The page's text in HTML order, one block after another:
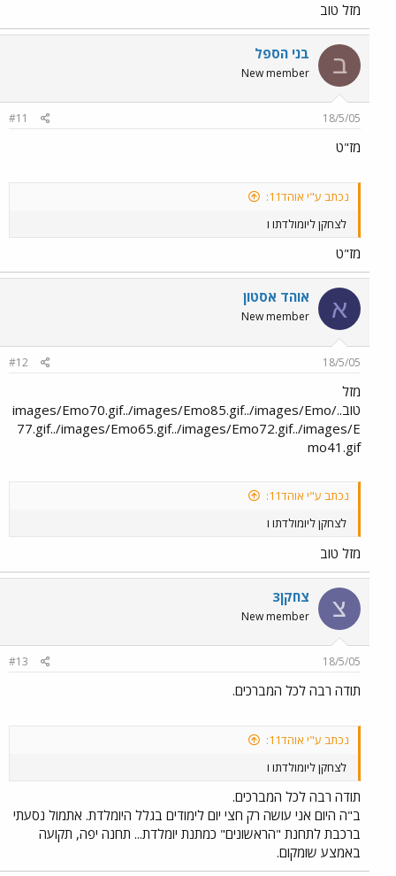
מזל טוב
ב בני הספל
New member
18/5/05
#11
מז"ט
נכתב ע"י אוהד11:
לצחקן ליומולדתו ו
מז"ט
א אוהד אסטון
New member
18/5/05
#12
מזל
טוב../images/Emo70.gif../images/Emo85.gif../images/Emo
77.gif../images/Emo65.gif../images/Emo72.gif../images/E
mo41.gif
נכתב ע"י אוהד11:
לצחקן ליומולדתו ו
מזל טוב
צ צחקן3
New member
18/5/05
#13
תודה רבה לכל המברכים.
נכתב ע"י אוהד11:
לצחקן ליומולדתו ו
תודה רבה לכל המברכים.
ב"ה היום אני עושה רק חצי יום לימודים בגלל היומלדת. אתמול נסעתי
ברכבת לתחנת "הראשונים" כמתנת יומלדת... תחנה יפה, תקועה
באמצע שומקום.